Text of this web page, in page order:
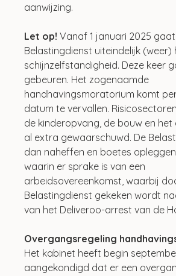
aanwijzing.
Let op! Vanaf 1 januari 2025
Belastingdienst uiteindelijk (weer)
schijnzelfstandigheid. Deze keer
gebeuren. Het zogenaamde
handhavingsmoratorium komt
datum te vervallen.
de kinderopvang, de bouw en het
al extra gewaarschuwd. De
dan naheffen en boetes
waarin er sprake is van een
arbeidsovereenkomst, waarbij
Belastingdienst gekeken wordt
van het Deliveroo-arrest van de
Overgangsregeling
Het kabinet heeft begin
aangekondigd dat er een